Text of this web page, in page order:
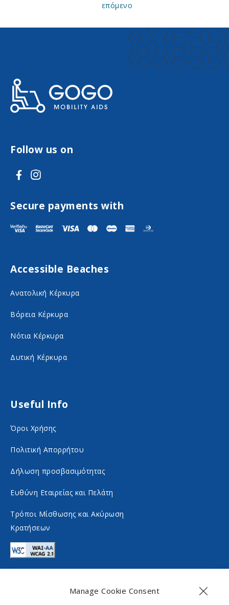
Manage Cookie Consent
επόμενο
Follow us on
V
s
i
a
c
b
o
o
n
o
c
i
l
m
e
d
i
V
s
i
n
s
a
g
r
o
s
o
c
a
l
m
e
d
Secure payments with
Accessible Beaches
Ανατολική Κέρκυρα
Βόρεια Κέρκυρα
Νότια Κέρκυρα
Δυτική Κέρκυρα
Useful Info
Όροι Χρήσης
Πολιτική Απορρήτου
Δήλωση προσβασιμότητας
Ευθύνη Εταιρείας και Πελάτη
Τρόποι Μίσθωσης και Ακύρωση
Κρατήσεων